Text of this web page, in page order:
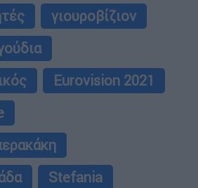
γιουροβίζιον
Eurovision 2021
Stefania